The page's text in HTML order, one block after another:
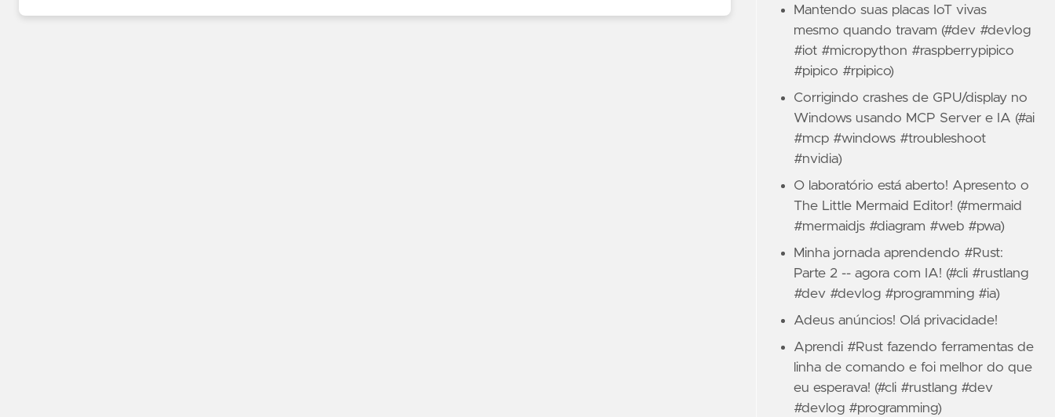
Mantendo suas placas IoT vivas
mesmo quando travam (#dev #devlog
#iot #micropython #raspberrypipico
#pipico #rpipico)
Corrigindo crashes de GPU/display no
Windows usando MCP Server e IA (#ai
#mcp #windows #troubleshoot
#nvidia)
O laboratório está aberto! Apresento o
The Little Mermaid Editor! (#mermaid
#mermaidjs #diagram #web #pwa)
Minha jornada aprendendo #Rust:
Parte 2 -- agora com IA! (#cli #rustlang
#dev #devlog #programming #ia)
Adeus anúncios! Olá privacidade!
Aprendi #Rust fazendo ferramentas de
linha de comando e foi melhor do que
eu esperava! (#cli #rustlang #dev
#devlog #programming)